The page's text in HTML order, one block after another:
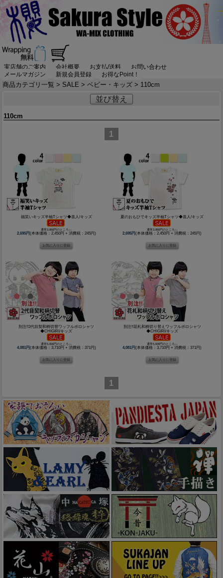
実店舗のご案内 会社概要 お支払/送料
お問い合わせ
メールマガジン
新規会員登録 お得なPoint！
商品カテゴリ一覧 > SALE > ベビー・キッズ > 110cm
並び替え
110cm
1
福笑いキッズ半袖Tシャツ◆喜人/キッズ
通常3,850円のところ↓↓
2,695円(本体価格：2,450円 + 消費税：245円)
夏のおもひでキッズ半袖Tシャツ◆喜人/キッズ
通常3,850円のところ↓↓
2,695円(本体価格：2,450円 + 消費税：245円)
別注!!2代目契和柄切替ワッフルポロシャツ
◆CHIGIRI/キッズ
通常5,830円のところ↓↓
4,081円(本体価格：3,710円 + 消費税：371円)
別注!!花札和柄切り替えワッフルポロシャツ
◆CHIGIRI/キッズ
通常5,830円のところ↓↓
4,081円(本体価格：3,710円 + 消費税：371円)
1